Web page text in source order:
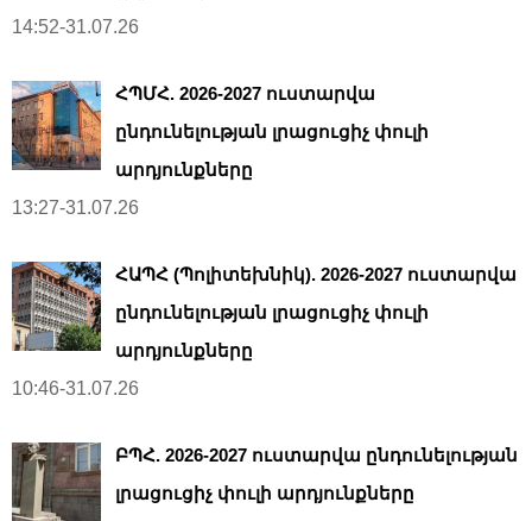
14:52-31.07.26
ՀՊՄՀ. 2026-2027 ուստարվա
ընդունելության լրացուցիչ փուլի
արդյունքները
13:27-31.07.26
ՀԱՊՀ (Պոլիտեխնիկ). 2026-2027 ուստարվա
ընդունելության լրացուցիչ փուլի
արդյունքները
10:46-31.07.26
ԲՊՀ. 2026-2027 ուստարվա ընդունելության
լրացուցիչ փուլի արդյունքները